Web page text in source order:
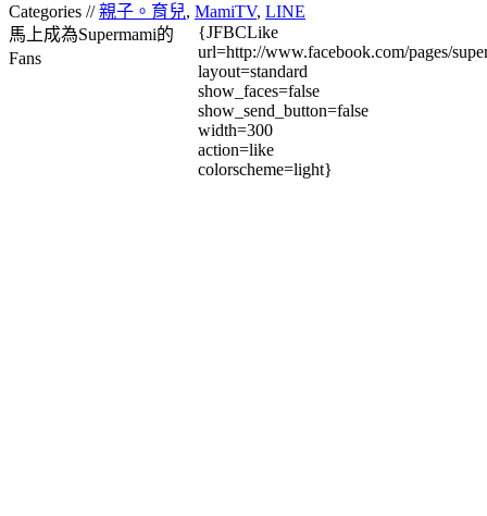
Categories //親子。育兒, MamiTV, LINE
馬上成為Supermami的
Fans
{JFBCLike
url=http://www.facebook.com/pages/
layout=standard
show_faces=false
show_send_button=false
width=300
action=like
colorscheme=light}